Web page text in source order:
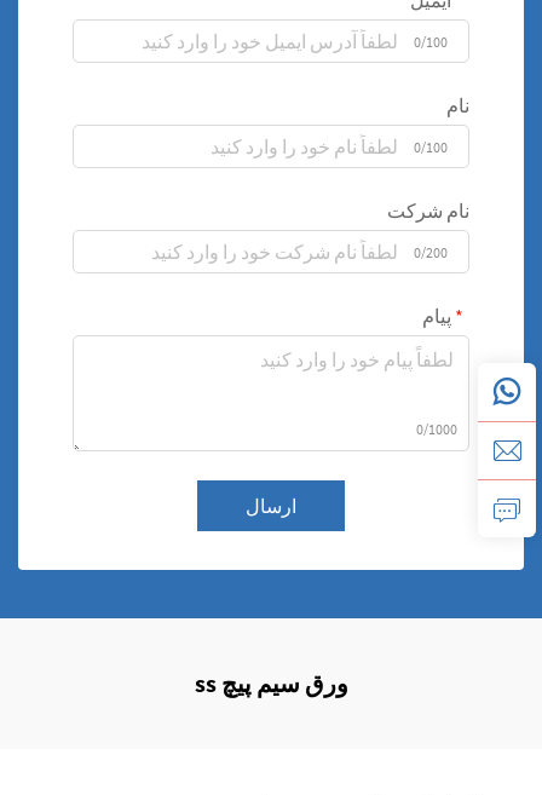
0/100
نام
0/100
نام شرکت
0/200
پیام
0/1000
ارسال
ورق سیم پیچ ss